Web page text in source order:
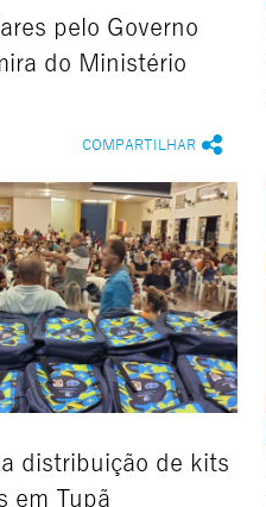
pelo Governo
do Ministério
COMPARTILHAR
distribuição de kits
em Tupã